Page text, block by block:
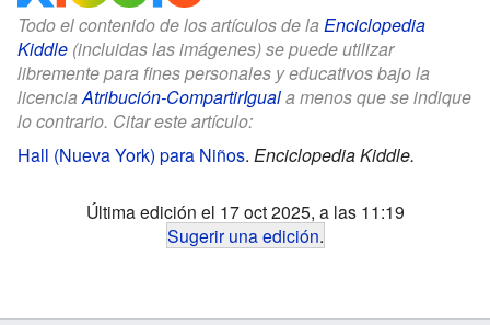
Todo el contenido de los artículos de la Enciclopedia
Kiddle (incluidas las imágenes) se puede utilizar
libremente para fines personales y educativos bajo la
licenciaAtribución-CompartirIguala menos que se indique
lo contrario. Citar este artículo:
Hall (Nueva York) para Niños. Enciclopedia Kiddle.
Última edición el 17 oct 2025, a las 11:19
Sugerir una edición.